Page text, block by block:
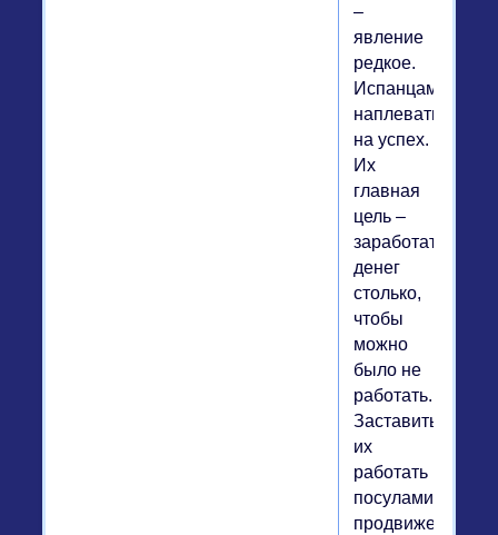
–
явление
редкое.
Испанцам
наплевать
на успех.
Их
главная
цель –
заработать
денег
столько,
чтобы
можно
было не
работать.
Заставить
их
работать
посулами
продвижения